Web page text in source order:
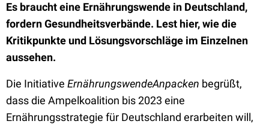
Es braucht eine Ernährungswende in Deutschland,
fordern Gesundheitsverbände. Lest hier, wie die
Kritikpunkte und Lösungsvorschläge im Einzelnen
aussehen.
Die Initiative ErnährungswendeAnpacken begrüßt,
dass die Ampelkoalition bis 2023 eine
Ernährungsstrategie für Deutschland erarbeiten will,